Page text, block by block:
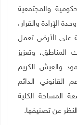
والمجتمعية
الإرادة والقرار،
على الأرض تعمل
المناطق، وتعزيز
والعيش الكريم
القانوني الدائم
المساحة الكلية
عن تصنيفها.